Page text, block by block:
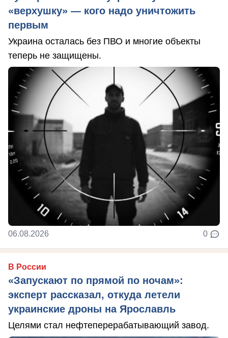
«верхушку» — кого надо уничтожить
первым
Украина осталась без ПВО и многие объекты
теперь не защищены.
06.08.2026 0
В России
«Запускают по прямой по ночам»:
эксперт рассказал, откуда летели
украинские дроны на Ярославль
Целями стал нефтеперерабатывающий завод.